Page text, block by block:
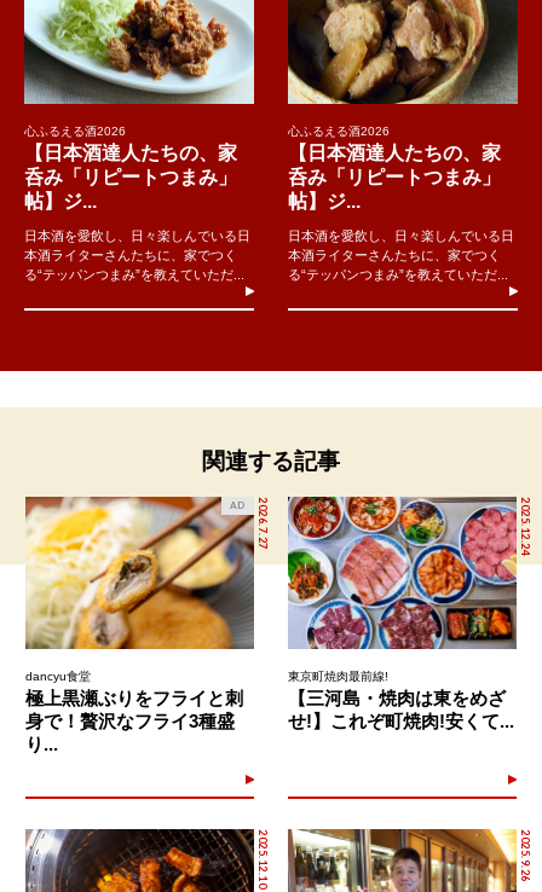
心ふるえる酒2026
【日本酒達人たちの、家
呑み「リピートつまみ」
帖】ジ...
日本酒を愛飲し、日々楽しんでいる日
本酒ライターさんたちに、家でつく
る“テッパンつまみ”を教えていただ...
心ふるえる酒2026
【日本酒達人たちの、家
呑み「リピートつまみ」
帖】ジ...
日本酒を愛飲し、日々楽しんでいる日
本酒ライターさんたちに、家でつく
る“テッパンつまみ”を教えていただ...
関連する記事
2026.7.27
AD
dancyu食堂
極上黒瀬ぶりをフライと刺
身で！贅沢なフライ3種盛
り...
2025.12.24
東京町焼肉最前線!
【三河島・焼肉は東をめざ
せ!】これぞ町焼肉!安くて...
2025.12.10 2025.9.26